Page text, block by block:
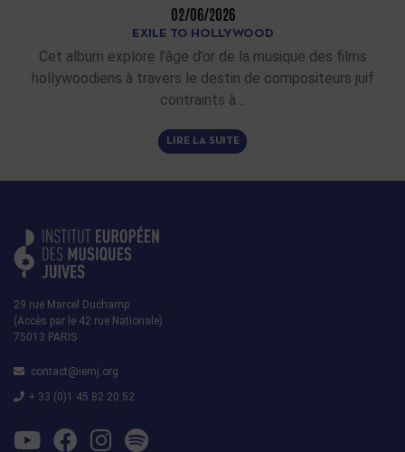
02/06/2026
EXILE TO HOLLYWOOD
Cet album explore l’âge d’or de la musique des films
hollywoodiens à travers le destin de compositeurs juif
contraints à…
LIRE LA SUITE
29 rue Marcel Duchamp
(Accès par le 42 rue Nationale)
75013 PARIS
contact@iemj.org
+ 33 (0)1 45 82 20 52